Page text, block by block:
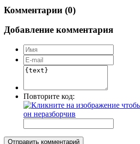
Комментарии (0)
Добавление комментария
Повторите код:
Отправить комментарий